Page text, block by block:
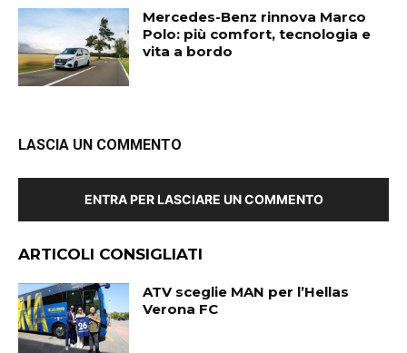
Mercedes-Benz rinnova Marco
Polo: più comfort, tecnologia e
vita a bordo
LASCIA UN COMMENTO
ENTRA PER LASCIARE UN COMMENTO
ARTICOLI CONSIGLIATI
ATV sceglie MAN per l’Hellas
Verona FC